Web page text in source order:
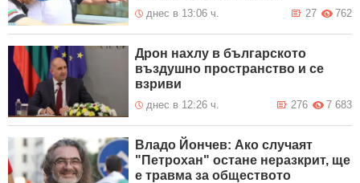
днес в 13:06 ч. 762
27
Дрон нахлу в българското
въздушно пространство и се
взриви
днес в 12:26 ч. 7 683
276
Владо Йончев: Ако случаят
"Петрохан" остане неразкрит, ще
е травма за обществото